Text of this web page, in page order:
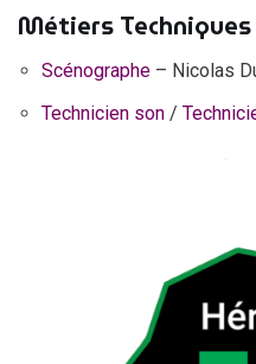
Métiers Techniques
Scénographe – Nicolas
Technicien son /